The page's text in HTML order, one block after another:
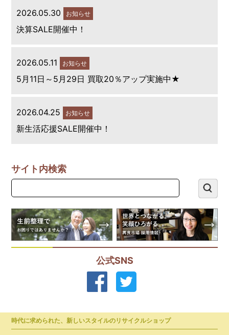
2026.05.30 お知らせ
決算SALE開催中！
2026.05.11 お知らせ
5月11日～5月29日 買取20％アップ実施中★
2026.04.25 お知らせ
新生活応援SALE開催中！
サイト内検索
公式SNS
時代に求められた、新しいスタイルのリサイクルショップ